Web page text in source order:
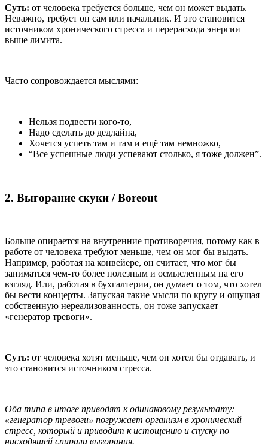
Суть: от человека требуется больше, чем он может выдать.
Неважно, требует он сам или начальник. И это становится
источником хронического стресса и перерасхода энергии
выше лимита.
Часто сопровождается мыслями:
Нельзя подвести кого-то,
Надо сделать до дедлайна,
Хочется успеть там и там и ещё там немножко,
“Все успешные люди успевают столько, я тоже должен”.
2. Выгорание скуки / Boreout
Больше опирается на внутренние противоречия, потому как в
работе от человека требуют меньше, чем он мог бы выдать.
Например, работая на конвейере, он считает, что мог бы
заниматься чем-то более полезным и осмысленным на его
взгляд. Или, работая в бухгалтерии, он думает о том, что хотел
бы вести концерты. Запуская такие мысли по кругу и ощущая
собственную нереализованность, он тоже запускает
«генератор тревоги».
Суть: от человека хотят меньше, чем он хотел бы отдавать, и
это становится источником стресса.
Оба типа в итоге приводят к одинаковому результату:
«генератор тревоги» погружает организм в хронический
стресс, который и приводит к истощению и спуску по
нисходящей спирали выгорания.